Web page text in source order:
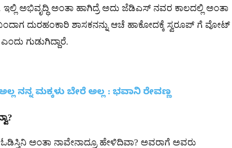
ಇಲ್ಲಿ ಅಭಿವೃದ್ಧಿ ಅಂತಾ ಹಾಗಿದ್ರೆ ಅದು ಜೆಡಿಎಸ್ ನವರ ಕಾಲದಲ್ಲಿ ಅಂತಾ
ದುರಹಂಕಾರಿ ಶಾಸಕನನ್ನು ಆಚೆ ಹಾಕೋದಕ್ಕೆ ಸ್ವರೂಪ್ ಗೆ ವೋಟ್
ಗುಡುಗಿದ್ದಾರೆ.
ನನ್ನ ಮಕ್ಕಳು ಬೇರೆ ಅಲ್ಲ : ಭವಾನಿ ರೇವಣ್ಣ
?
ಅಂತಾ ನಾವೇನಾದ್ರೂ ಹೇಳಿದಿವಾ? ಅವರಾಗೆ ಅವರು